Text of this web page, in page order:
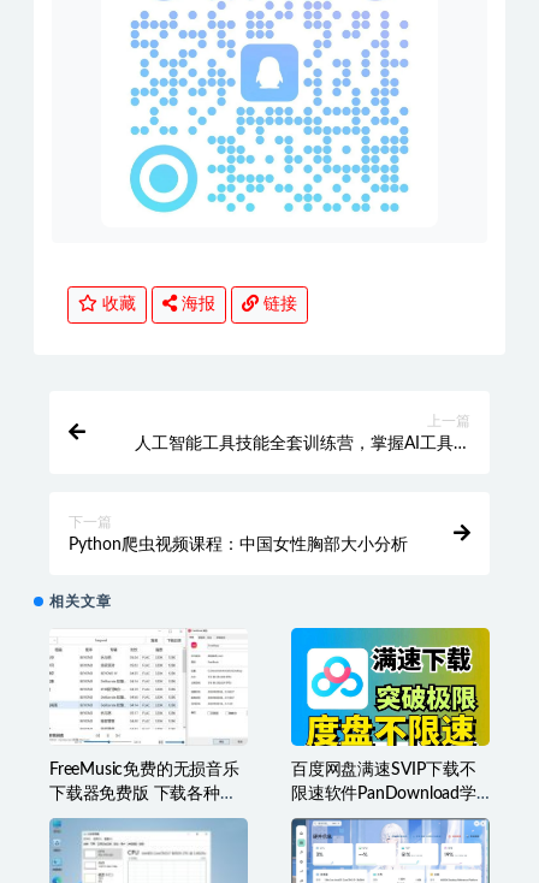
收藏 海报 链接
上一篇
人工智能工具技能全套训练营，掌握AI工具，
下一篇
Python爬虫视频课程：中国女性胸部大小分析
相关文章
FreeMusic免费的无损音乐
下载器免费版 下载各种类
型音乐
百度网盘满速SVIP下载不
限速软件PanDownload学
习网定制版